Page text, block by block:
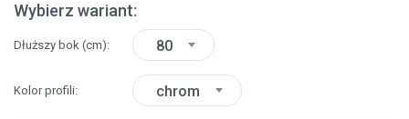
Wybierz wariant:
Dłuższy bok (cm) 80
Kolor profili chrom